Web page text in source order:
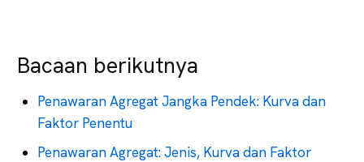
Bacaan berikutnya
Penawaran Agregat Jangka Pendek: Kurva dan
Faktor Penentu
Penawaran Agregat: Jenis, Kurva dan Faktor